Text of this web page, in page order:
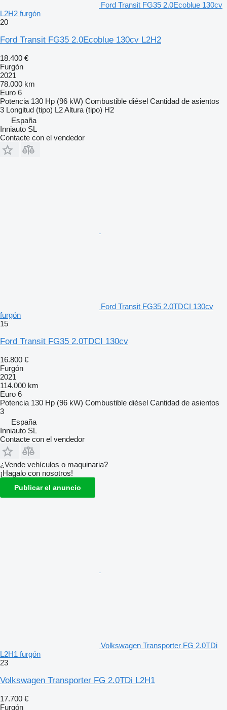
Ford Transit FG35 2.0Ecoblue 130cv
L2H2 furgón
20
Ford Transit FG35 2.0Ecoblue 130cv L2H2
18.400 €
Furgón
2021
78.000 km
Euro 6
Potencia 130 Hp (96 kW) Combustible diésel Cantidad de asientos
3 Longitud (tipo) L2Altura (tipo) H2
España
Inniauto SL
Contacte con el vendedor
Ford Transit FG35 2.0TDCI 130cv
furgón
15
Ford Transit FG35 2.0TDCI 130cv
16.800 €
Furgón
2021
114.000 km
Euro 6
Potencia 130 Hp (96 kW) Combustible diésel Cantidad de asientos
3
España
Inniauto SL
Contacte con el vendedor
¿Vende vehículos o maquinaria?
¡Hagalo con nosotros!
Publicar el anuncio
Volkswagen Transporter FG 2.0TDi
L2H1 furgón
23
Volkswagen Transporter FG 2.0TDi L2H1
17.700 €
Furgón